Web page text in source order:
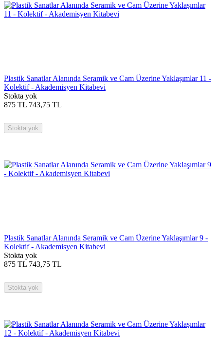
Plastik Sanatlar Alanında Seramik ve Cam Üzerine Yaklaşımlar 11 -
Kolektif - Akademisyen Kitabevi
Stokta yok
875 TL 743,75 TL
Stokta yok
Plastik Sanatlar Alanında Seramik ve Cam Üzerine Yaklaşımlar 9 -
Kolektif - Akademisyen Kitabevi
Stokta yok
875 TL 743,75 TL
Stokta yok